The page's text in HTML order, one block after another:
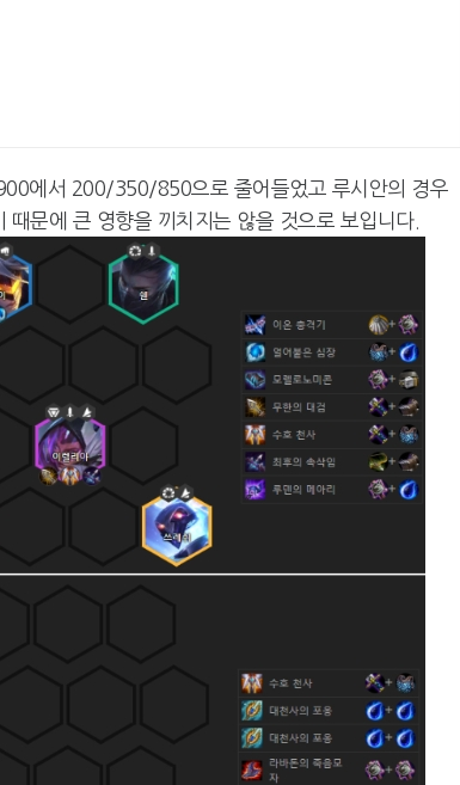
에서 200/350/850으로 줄어들었고 루시안의 경우
문에 큰 영향을 끼치지는 않을 것으로 보입니다.